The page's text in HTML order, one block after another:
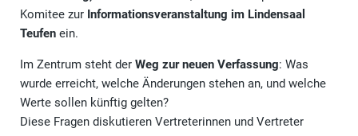
Komitee zur Informationsveranstaltung im Lindensaal
Teufen ein.
Im Zentrum steht der Weg zur neuen Verfassung: Was
wurde erreicht, welche Änderungen stehen an, und welche
Werte sollen künftig gelten?
Diese Fragen diskutieren Vertreterinnen und Vertreter